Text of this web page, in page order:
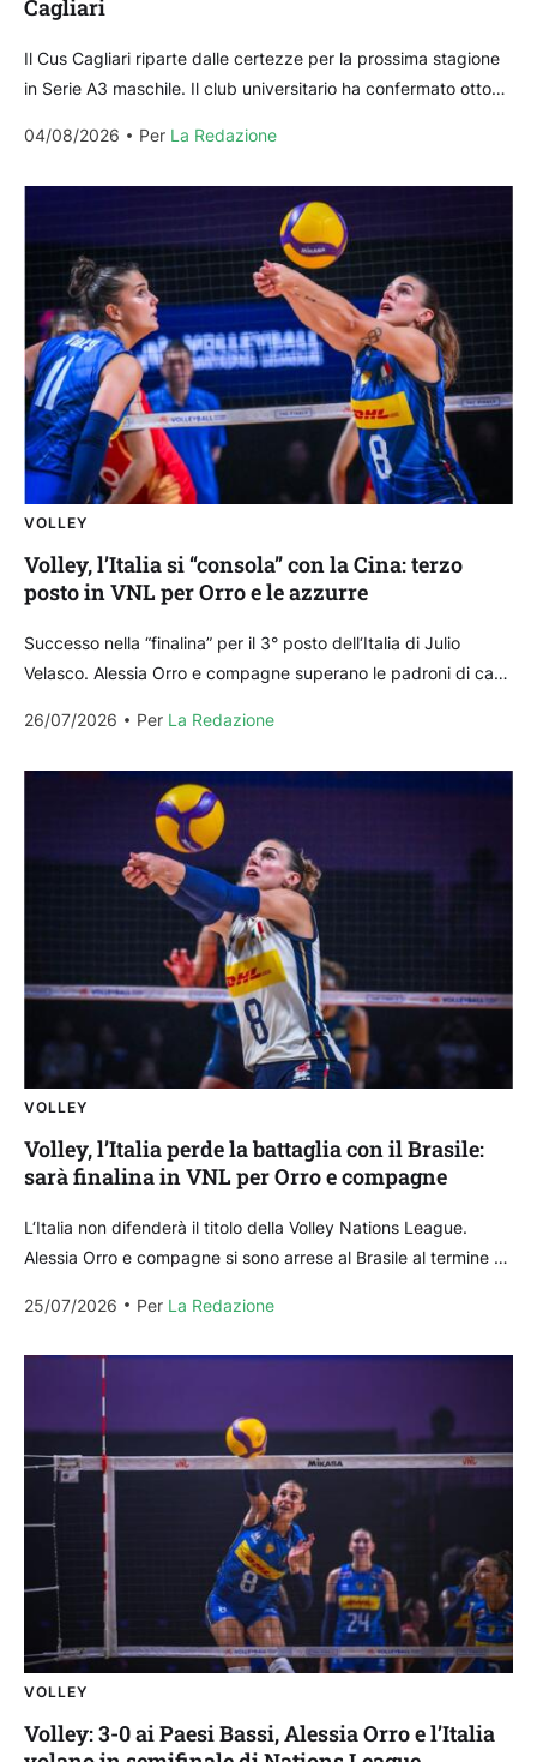
Cagliari
Il Cus Cagliari riparte dalle certezze per la prossima stagione
in Serie A3 maschile. Il club universitario ha confermato otto
04/08/2026
Per La Redazione
VOLLEY
Volley, l’Italia si “consola” con la Cina: terzo
posto in VNL per Orro e le azzurre
Successo nella “finalina” per il 3° posto dell‘Italia di Julio
Velasco. Alessia Orro e compagne superano le padroni di casa
26/07/2026
Per La Redazione
VOLLEY
Volley, l’Italia perde la battaglia con il Brasile:
sarà finalina in VNL per Orro e compagne
L‘Italia non difenderà il titolo della Volley Nations League.
Alessia Orro e compagne si sono arrese al Brasile al termine di
25/07/2026
Per La Redazione
VOLLEY
Volley: 3-0 ai Paesi Bassi, Alessia Orro e l’Italia